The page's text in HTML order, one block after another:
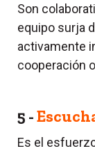
Son
equipo surja
activamente
cooperación
5 -
Es el